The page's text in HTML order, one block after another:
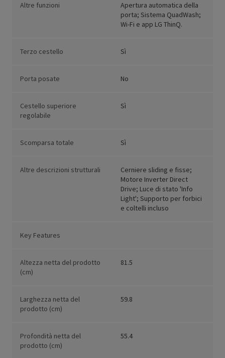
Altre funzioni
Apertura automatica della
porta; Sistema QuadWash;
Wi-Fi e app LG ThinQ.
Terzo cestello Sì
Porta posate No
Cestello superiore
regolabile
Sì
Scomparsa totale Sì
Altre descrizioni strutturali
Cerniere sliding e fisse;
Motore Inverter Direct
Drive; Luce di stato 'Info
Light'; Supporto per forbici
e coltelli incluso
Key Features
Altezza netta del prodotto
(cm)
81.5
Larghezza netta del
prodotto (cm)
59.8
Profondità netta del
prodotto (cm)
55.4